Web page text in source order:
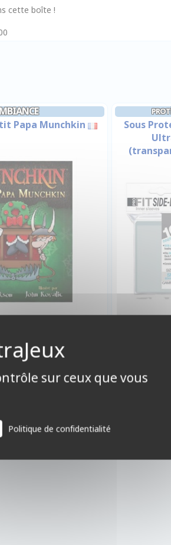
cette boîte !
Papa Munchkin
8,55 €
Sous
sur ceux que vous
Politique de confidentialité